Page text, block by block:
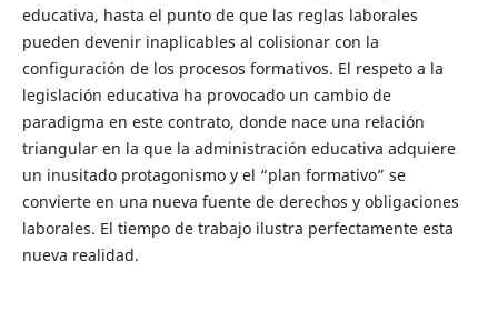
educativa, hasta el punto de que las reglas laborales
pueden devenir inaplicables al colisionar con la
configuración de los procesos formativos. El respeto a la
legislación educativa ha provocado un cambio de
paradigma en este contrato, donde nace una relación
triangular en la que la administración educativa adquiere
un inusitado protagonismo y el “plan formativo” se
convierte en una nueva fuente de derechos y obligaciones
laborales. El tiempo de trabajo ilustra perfectamente esta
nueva realidad.